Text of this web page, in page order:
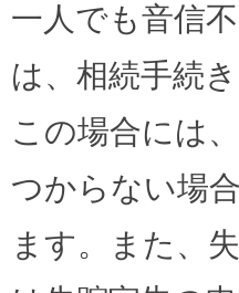
一人でも音信
は、相続手続
この場合には
つからない場
ます。また、